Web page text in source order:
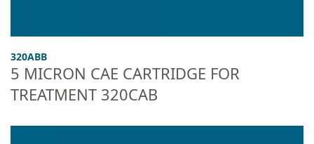
320ABB
5 MICRON CAE CARTRIDGE FOR
TREATMENT 320CAB